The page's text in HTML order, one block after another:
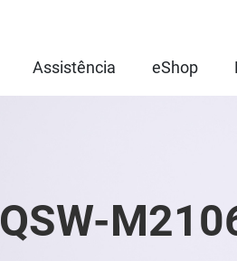
Assistência eShop
QSW-